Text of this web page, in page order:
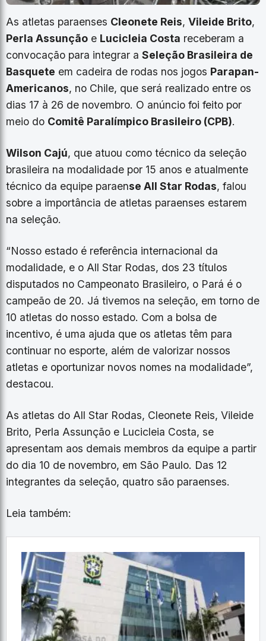
As atletas paraenses Cleonete Reis, Vileide Brito,
Perla Assunção e Lucicleia Costa receberam a
convocação para integrar a Seleção Brasileira de
Basquete em cadeira de rodas nos jogos Parapan-
Americanos, no Chile, que será realizado entre os
dias 17 à 26 de novembro. O anúncio foi feito por
meio do Comitê Paralímpico Brasileiro (CPB).
Wilson Cajú, que atuou como técnico da seleção
brasileira na modalidade por 15 anos e atualmente
técnico da equipe paraense All Star Rodas, falou
sobre a importância de atletas paraenses estarem
na seleção.
“Nosso estado é referência internacional da
modalidade, e o All Star Rodas, dos 23 títulos
disputados no Campeonato Brasileiro, o Pará é o
campeão de 20. Já tivemos na seleção, em torno de
10 atletas do nosso estado. Com a bolsa de
incentivo, é uma ajuda que os atletas têm para
continuar no esporte, além de valorizar nossos
atletas e oportunizar novos nomes na modalidade”,
destacou.
As atletas do All Star Rodas, Cleonete Reis, Vileide
Brito, Perla Assunção e Lucicleia Costa, se
apresentam aos demais membros da equipe a partir
do dia 10 de novembro, em São Paulo. Das 12
integrantes da seleção, quatro são paraenses.
Leia também: